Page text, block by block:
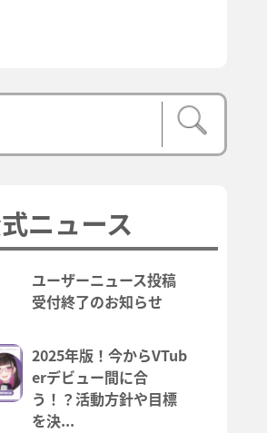
ニュース
ユーザーニュース投稿
受付終了のお知らせ
2025年版！今からVTub
erデビュー間に合
う！？活動方針や目標
を決...